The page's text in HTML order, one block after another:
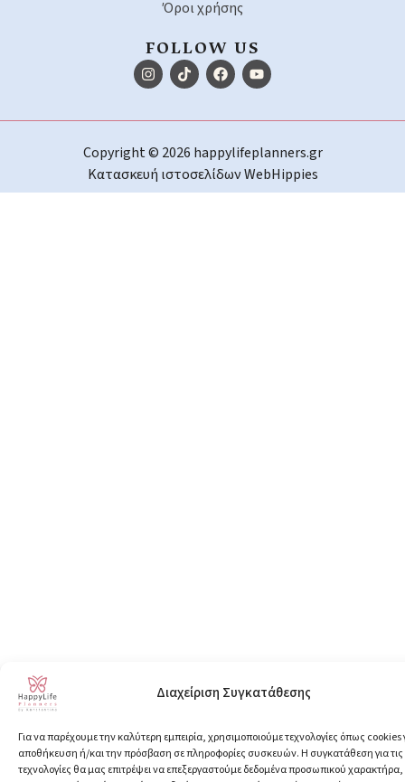
Διαχείριση Συγκατάθεσης
Για να παρέχουμε την καλύτερη εμπειρία, χρησιμοποιούμε τεχνολογίες όπως cookies
αποθήκευση ή/και την πρόσβαση σε πληροφορίες συσκευών. Η συγκατάθεση για
τεχνολογίες θα μας επιτρέψει να επεξεργαστούμε δεδομένα προσωπικού
Όροι χρήσης
FOLLOW US
Copyright © 2026 happylifeplanners.gr
Κατασκευή ιστοσελίδωνWebHippies